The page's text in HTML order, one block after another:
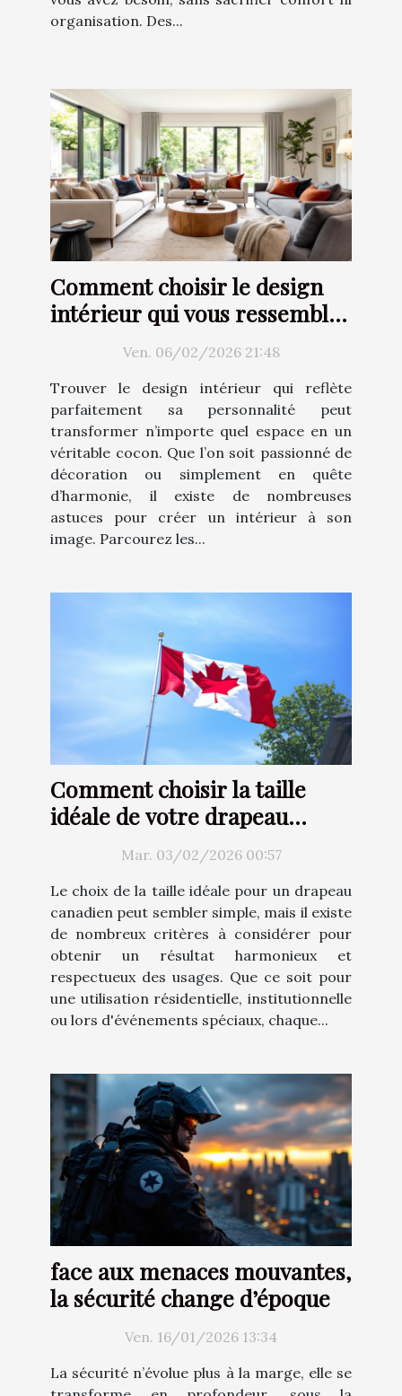
organisation. Des...
Comment choisir le design
intérieur qui vous ressemble
Ven. 06/02/2026 21:48
Trouver le design intérieur qui reflète
parfaitement sa personnalité peut
transformer n’importe quel espace en un
véritable cocon. Que l’on soit passionné de
décoration ou simplement en quête
d’harmonie, il existe de nombreuses
astuces pour créer un intérieur à son
image. Parcourez les...
Comment choisir la taille
idéale de votre drapeau
canadien ?Mar. 03/02/2026 00:57
Le choix de la taille idéale pour un drapeau
canadien peut sembler simple, mais il existe
de nombreux critères à considérer pour
obtenir un résultat harmonieux et
respectueux des usages. Que ce soit pour
une utilisation résidentielle, institutionnelle
ou lors d'événements spéciaux, chaque...
face aux menaces mouvantes,
la sécurité change d’époque
Ven. 16/01/2026 13:34
La sécurité n’évolue plus à la marge, elle se